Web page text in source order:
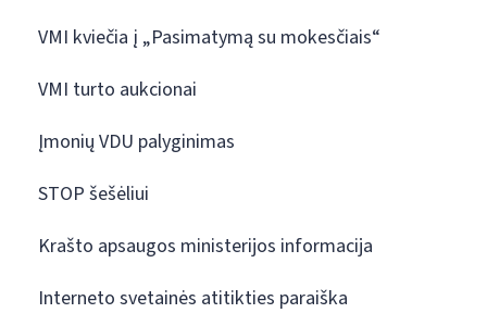
VMI kviečia į „Pasimatymą su mokesčiais“
VMI turto aukcionai
Įmonių VDU palyginimas
STOP šešėliui
Krašto apsaugos ministerijos informacija
Interneto svetainės atitikties paraiška